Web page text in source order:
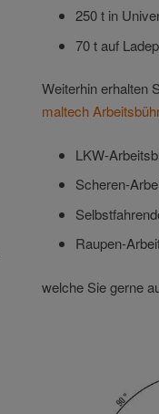
250 t in
70 t auf
Weiterhin erhalten
maltech
LKW-
Scheren-
Raupen-
welche Sie gerne